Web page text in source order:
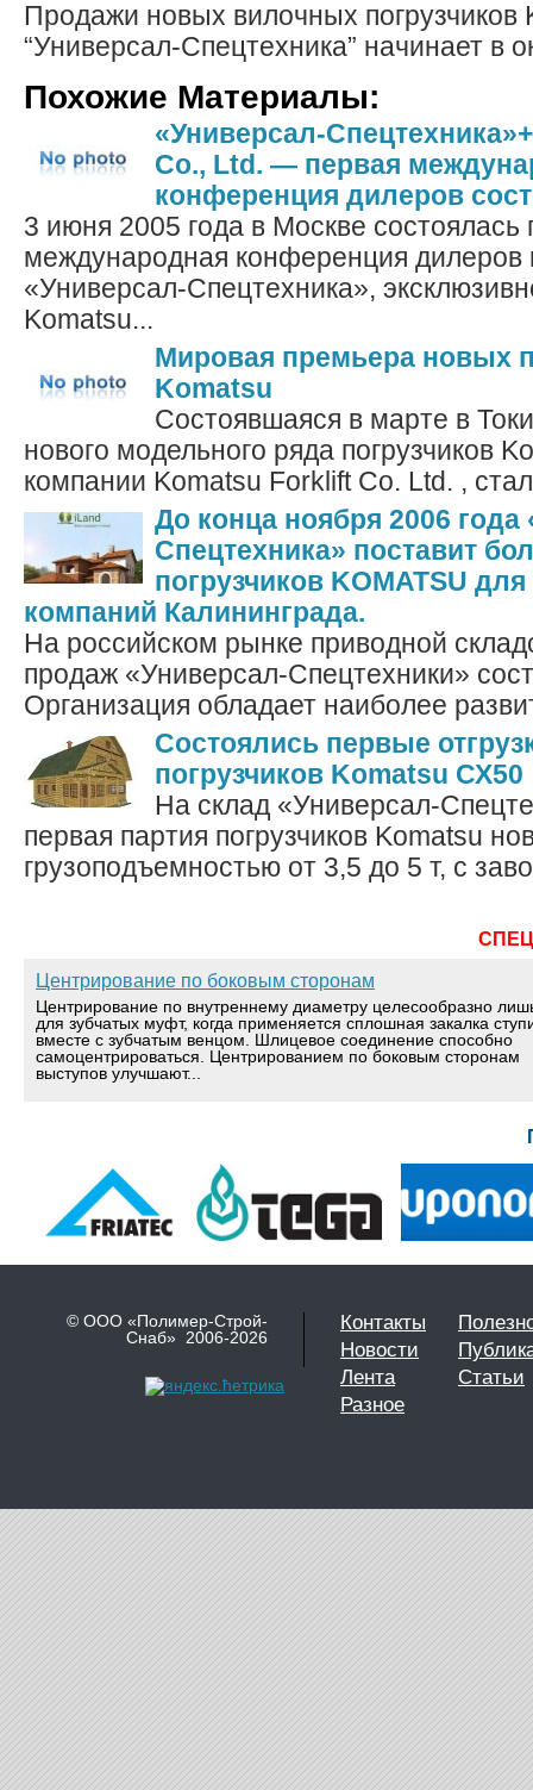
Продажи новых вилочных погрузчиков
“Универсал-Спецтехника” начинает в
Похожие Материалы:
«Универсал-
Co., Ltd. — первая
конференция дилеров
3 июня 2005 года в Москве состоялась
международная конференция дилеров
«Универсал-Спецтехника»,
Komatsu...
Мировая премьера новых
Komatsu
Состоявшаяся в марте в
нового модельного ряда погрузчиков
компании Komatsu Forklift Co. Ltd. ,
До конца ноября 2006 года
Спецтехника» поставит
погрузчиков KOMATSU
компаний Калининграда.
На российском рынке приводной
продаж «Универсал-Спецтехники»
Организация обладает наиболее
Состоялись первые
погрузчиков Komatsu СХ50
На склад «Универсал-
первая партия погрузчиков Komatsu
грузоподъемностью от 3,5 до 5 т, с
Центрирование по боковым сторонам
Центрирование по внутреннему диаметру целесообразно
для зубчатых муфт, когда применяется сплошная закалка
вместе с зубчатым венцом. Шлицевое соединение способно
самоцентрироваться. Центрированием по боковым сторонам
выступов улучшают...
© ООО «Полимер-Строй-
Снаб» 2006-2026
Контакты
Новости
Лента
Статьи
Разное